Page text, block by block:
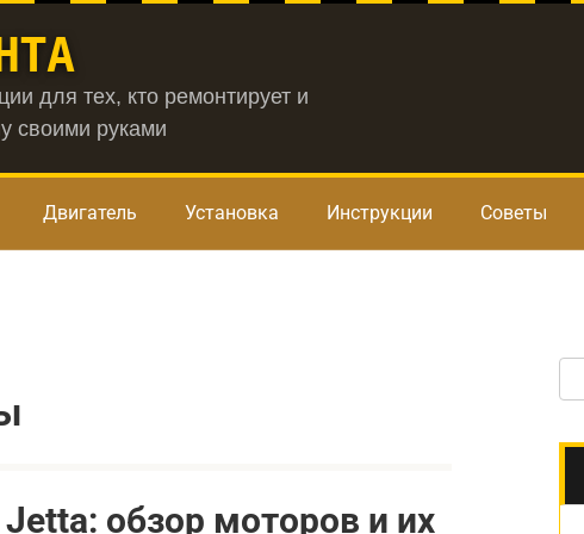
для тех, кто ремонтирует и
своими руками
Двигатель Установка Инструкции Советы
обзор моторов и их